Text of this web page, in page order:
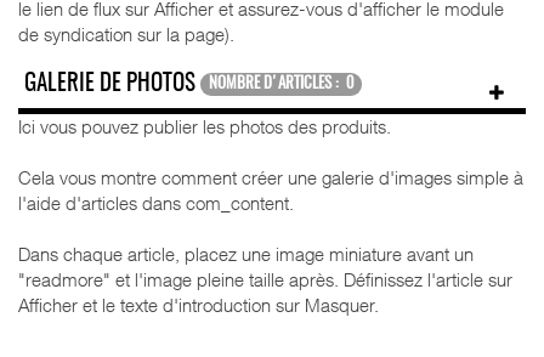
le lien de flux sur Afficher et assurez-vous d'afficher le module
de syndication sur la page).
GALERIE DE PHOTOS NOMBRE D'ARTICLES : 0
Ici vous pouvez publier les photos des produits.
Cela vous montre comment créer une galerie d'images simple à
l'aide d'articles dans com_content.
Dans chaque article, placez une image miniature avant un
"readmore" et l'image pleine taille après. Définissez l'article sur
Afficher et le texte d'introduction sur Masquer.